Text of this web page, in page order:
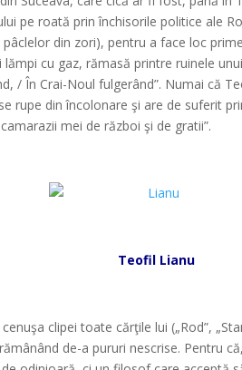
pe roată prin închisorile politice ale
din zori), pentru a face loc
lămpi cu gaz, rămasă printre ruinele
/ În Crai-Noul fulgerând”. Numai că
rupe din încolonare şi are de suferit
mei de război şi de gratii”.
Teofil Lianu
clipei toate cărţile lui („Rod”,
de-a pururi nescrise. Pentru